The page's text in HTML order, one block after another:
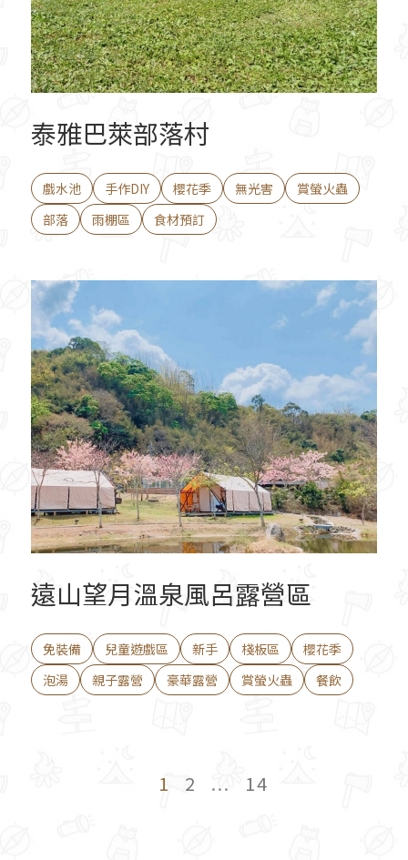
泰雅巴萊部落村
戲水池 手作DIY 櫻花季 無光害
賞螢火蟲
部落
雨棚區 食材預訂
遠山望月溫泉風呂露營區
免裝備 兒童遊戲區 新手 棧板區
櫻花季
泡湯
親子露營 豪華露營 賞螢火蟲 餐飲
1 2 ... 14